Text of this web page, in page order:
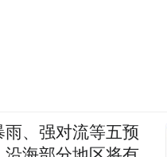
雨、强对流等五预